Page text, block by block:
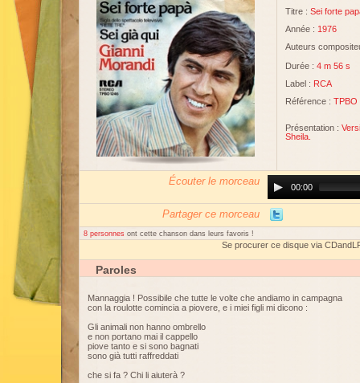
Titre : Sei forte
Année : 1976
Auteurs
Durée : 4 m 56 s
Label : RCA
Référence : TPBO
Présentation :
Sheila.
Écouter le morceau
Player00:00
Partager ce morceau
8 personnes ont cette chanson dans leurs favoris !
Se procurer ce disque via
Paroles
Mannaggia ! Possibile che tutte le volte che andiamo in campagna
con la roulotte comincia a piovere, e i miei figli mi dicono :
Gli animali non hanno ombrello
e non portano mai il cappello
piove tanto e si sono bagnati
sono già tutti raffreddati
che si fa ? Chi li aiuterà ?